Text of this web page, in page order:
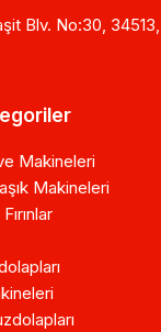
Blv. No:30,
Makineleri
Makineleri